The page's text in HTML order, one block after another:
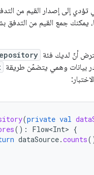
تؤدي إلى إصدار القيم من
يمكنك جمع القيم من التدفق
أنّ لديك فئة
بيانات وهمي يتضمّن طريقة
(private val
(): Flow<Int> {
dataSource.counts